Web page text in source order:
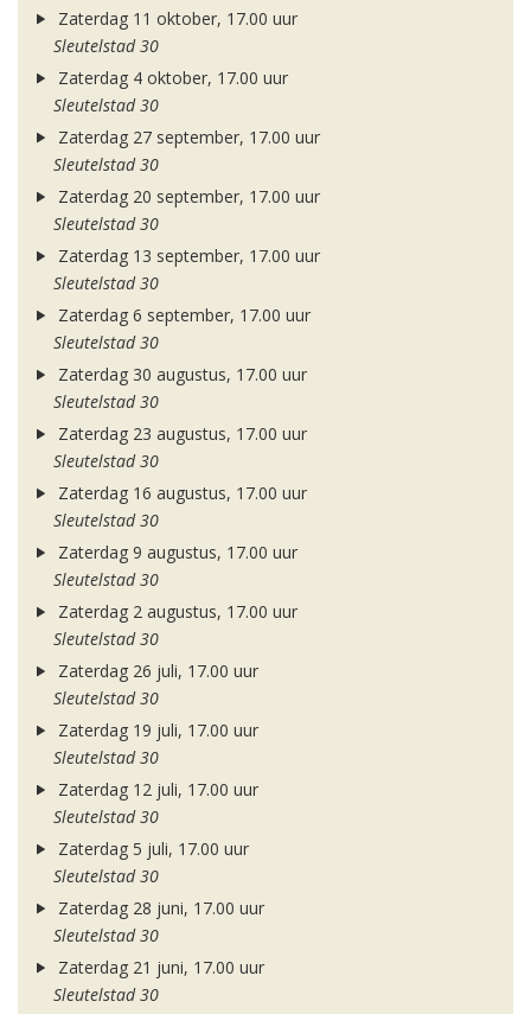
Zaterdag 11 oktober, 17.00 uur
Sleutelstad 30
Zaterdag 4 oktober, 17.00 uur
Sleutelstad 30
Zaterdag 27 september, 17.00 uur
Sleutelstad 30
Zaterdag 20 september, 17.00 uur
Sleutelstad 30
Zaterdag 13 september, 17.00 uur
Sleutelstad 30
Zaterdag 6 september, 17.00 uur
Sleutelstad 30
Zaterdag 30 augustus, 17.00 uur
Sleutelstad 30
Zaterdag 23 augustus, 17.00 uur
Sleutelstad 30
Zaterdag 16 augustus, 17.00 uur
Sleutelstad 30
Zaterdag 9 augustus, 17.00 uur
Sleutelstad 30
Zaterdag 2 augustus, 17.00 uur
Sleutelstad 30
Zaterdag 26 juli, 17.00 uur
Sleutelstad 30
Zaterdag 19 juli, 17.00 uur
Sleutelstad 30
Zaterdag 12 juli, 17.00 uur
Sleutelstad 30
Zaterdag 5 juli, 17.00 uur
Sleutelstad 30
Zaterdag 28 juni, 17.00 uur
Sleutelstad 30
Zaterdag 21 juni, 17.00 uur
Sleutelstad 30